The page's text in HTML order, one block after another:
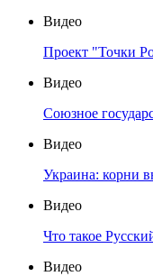
Видео
Проект "Точки
Видео
Союзное
Видео
Украина: корни
Видео
Что такое
Видео